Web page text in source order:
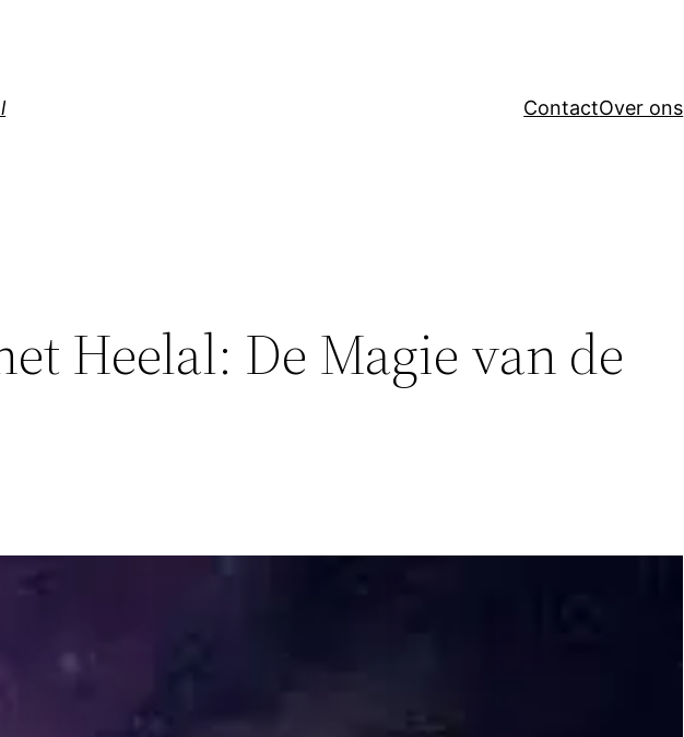
ContactOver ons
Heelal: De Magie van de